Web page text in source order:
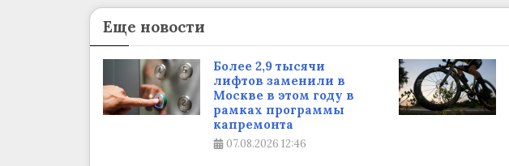
Еще новости
Более 2,9 тысячи
лифтов заменили в
Москве в этом году в
рамках программы
капремонта
07.08.2026 12:46